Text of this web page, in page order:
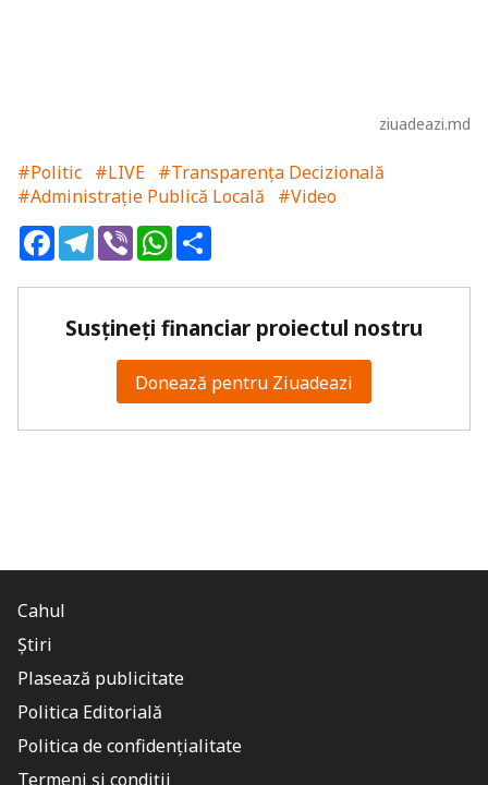
ziuadeazi.md
#Politic #LIVE #Transparența Decizională
#Administrație Publică Locală
#Video
FacebookTelegram
ViberWhatsApp
Susțineți financiar proiectul nostru
Donează pentru Ziuadeazi
Cahul
Știri
Plasează publicitate
Politica Editorială
Politica de confidențialitate
Termeni și condiții